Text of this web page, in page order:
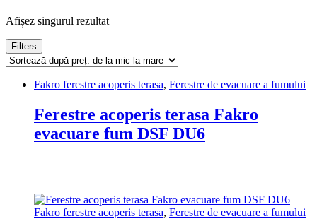
Afișez singurul rezultat
Filters
Fakro ferestre acoperis terasa, Ferestre de evacuare a fumului
Ferestre acoperis terasa Fakro
evacuare fum DSF DU6
Fakro ferestre acoperis terasa, Ferestre de evacuare a fumului